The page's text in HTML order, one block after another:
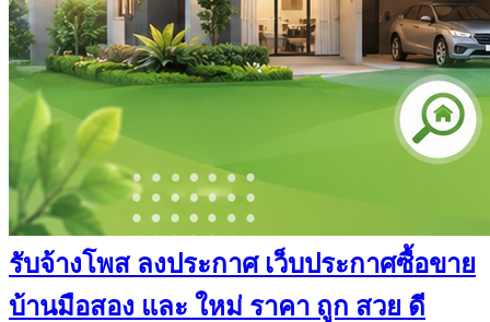
รับจ้างโพส ลงประกาศ เว็บประกาศซื้อขาย
บ้านมือสอง และ ใหม่ ราคา ถูก สวย ดี